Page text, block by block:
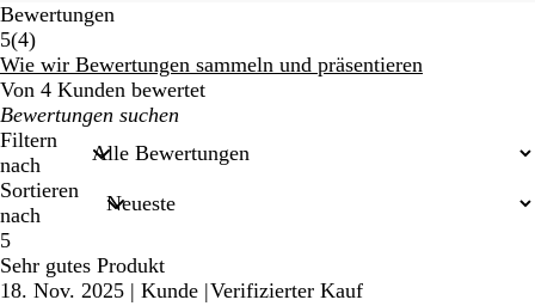
Bewertungen
5(44
Bewertungen
)
Wie wir Bewertungen sammeln und präsentieren
Von 4 Kunden bewertet
Meine
Sucheingaben
Filtern
nach
Sortieren
nach
5
Sehr gutes Produkt
18. Nov. 2025 | Kunde |Verifizierter Kauf